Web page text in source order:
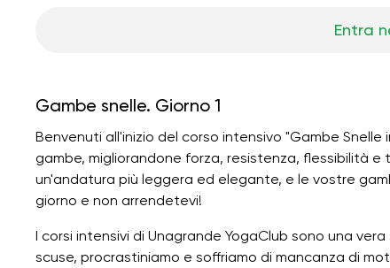
Entra
Gambe snelle. Giorno 1
Benvenuti all'inizio del corso intensivo "Gambe
gambe, migliorandone forza, resistenza, flessibilità
un'andatura più leggera ed elegante, e le vostre
giorno e non arrendetevi!
I corsi intensivi di Unagrande YogaClub sono una
scuse, procrastiniamo e soffriamo di mancanza di